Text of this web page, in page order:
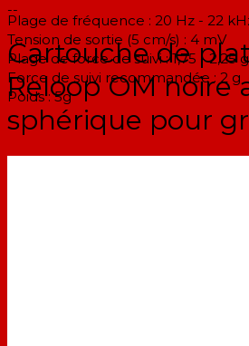
Plage de fréquence : 20 Hz - 22
Tension de sortie (5 cm/s) : 4 mV
Plage de force de suivi : 1,75 - 2,25 g
Force de suivi recommandée : 2 g
Poids : 5g
--
Cartouche de
Reloop OM noire
sphérique pour